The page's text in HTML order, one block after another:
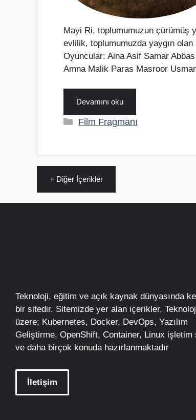
Mayi Ri, toplumumuzun çürümüş
evlilik, toplumumuzda yaygın
Oyuncular: Aina Asif Samar
Amna Malik Paras Masroor
Devamını oku
Kategoriler
Film Fragmanı
+ Diğer İçerikler
Teknoloji, eğitim ve açık kaynak dünyasında
bir sitedir. Sitemizde yer alan içerikler,
üzere; Kubernetes, Docker, DevOps, Yazılım
Geliştirme, OpenShift, Container, Linux işletim
ve daha birçok konuda hazırlanmaktadır
İletişim